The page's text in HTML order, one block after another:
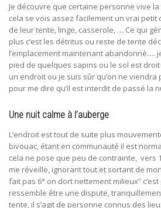
Je découvre que certaine personne vive
cela se vois assez facilement un vrai
de leur tente, linge, casserole, … Ce qui
plus c’est les détritus ou reste de tente
l’emplacement maintenant abandonné….
pied de quelques sapins ou le sol est
un endroit ou je suis sûr qu’on ne
pour me dire qu’il est interdit de passé la
Une nuit calme à l’auberge
L’endroit est tout de suite plus
bivouac, étant en communauté il est
cela ne pose que peu de contrainte, vers
me réveille, ignorant tout et sortant de
fait pas 6° on dort nettement milieux”
ressemble être une dispute,
tente, il s’agit de personne connus des